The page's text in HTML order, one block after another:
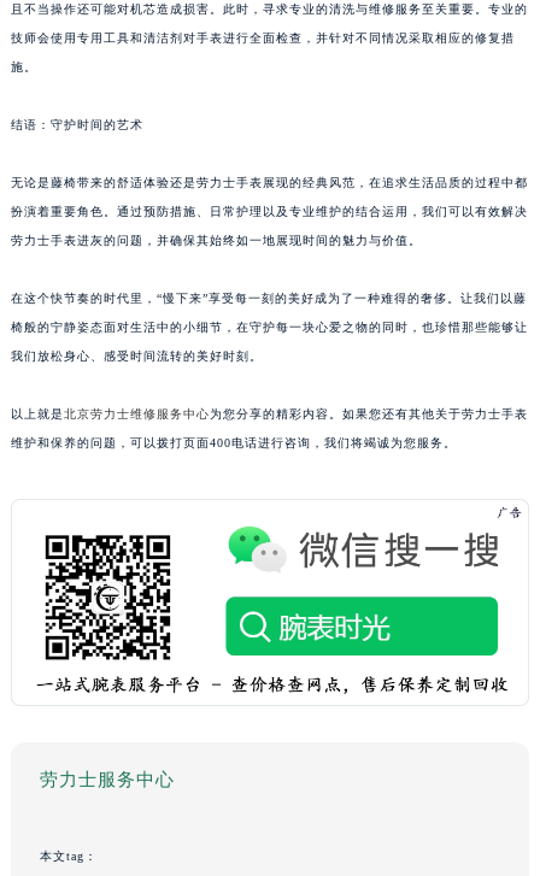
且不当操作还可能对机芯造成损害。此时，寻求专业的清洗与维修服务至关重要。专业的
技师会使用专用工具和清洁剂对手表进行全面检查，并针对不同情况采取相应的修复措
施。
结语：守护时间的艺术
无论是藤椅带来的舒适体验还是劳力士手表展现的经典风范，在追求生活品质的过程中都
扮演着重要角色。通过预防措施、日常护理以及专业维护的结合运用，我们可以有效解决
劳力士手表进灰的问题，并确保其始终如一地展现时间的魅力与价值。
在这个快节奏的时代里，“慢下来”享受每一刻的美好成为了一种难得的奢侈。让我们以藤
椅般的宁静姿态面对生活中的小细节，在守护每一块心爱之物的同时，也珍惜那些能够让
我们放松身心、感受时间流转的美好时刻。
以上就是北京劳力士维修服务中心为您分享的精彩内容。如果您还有其他关于劳力士手表
维护和保养的问题，可以拨打页面400电话进行咨询，我们将竭诚为您服务。
劳力士服务中心
本文tag：